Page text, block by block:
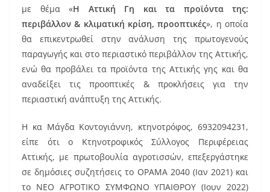
με θέμα «Η Αττική Γη και τα προϊόντα της:
περιβάλλον & κλιματική κρίση, προοπτικές», η οποία
θα επικεντρωθεί στην ανάλυση της πρωτογενούς
παραγωγής και στο περιαστικό περιβάλλον της Αττικής,
ενώ θα προβάλει τα προϊόντα της Αττικής γης και θα
αναδείξει τις προοπτικές & προκλήσεις για την
περιαστική ανάπτυξη της Αττικής.
Η κα Μάγδα Κοντογιάννη, κτηνοτρόφος, 6932094231,
είπε ότι ο Κτηνοτροφικός Σύλλογος Περιφέρειας
Αττικής, με πρωτοβουλία αγροτισσών, επεξεργάστηκε
σε δημόσιες συζητήσεις το ΟΡΑΜΑ 2040 (Ιαν 2021) και
το ΝΕΟ ΑΓΡΟΤΙΚΟ ΣΥΜΦΩΝΟ ΥΠΑΙΘΡΟΥ (Ιουν 2022)